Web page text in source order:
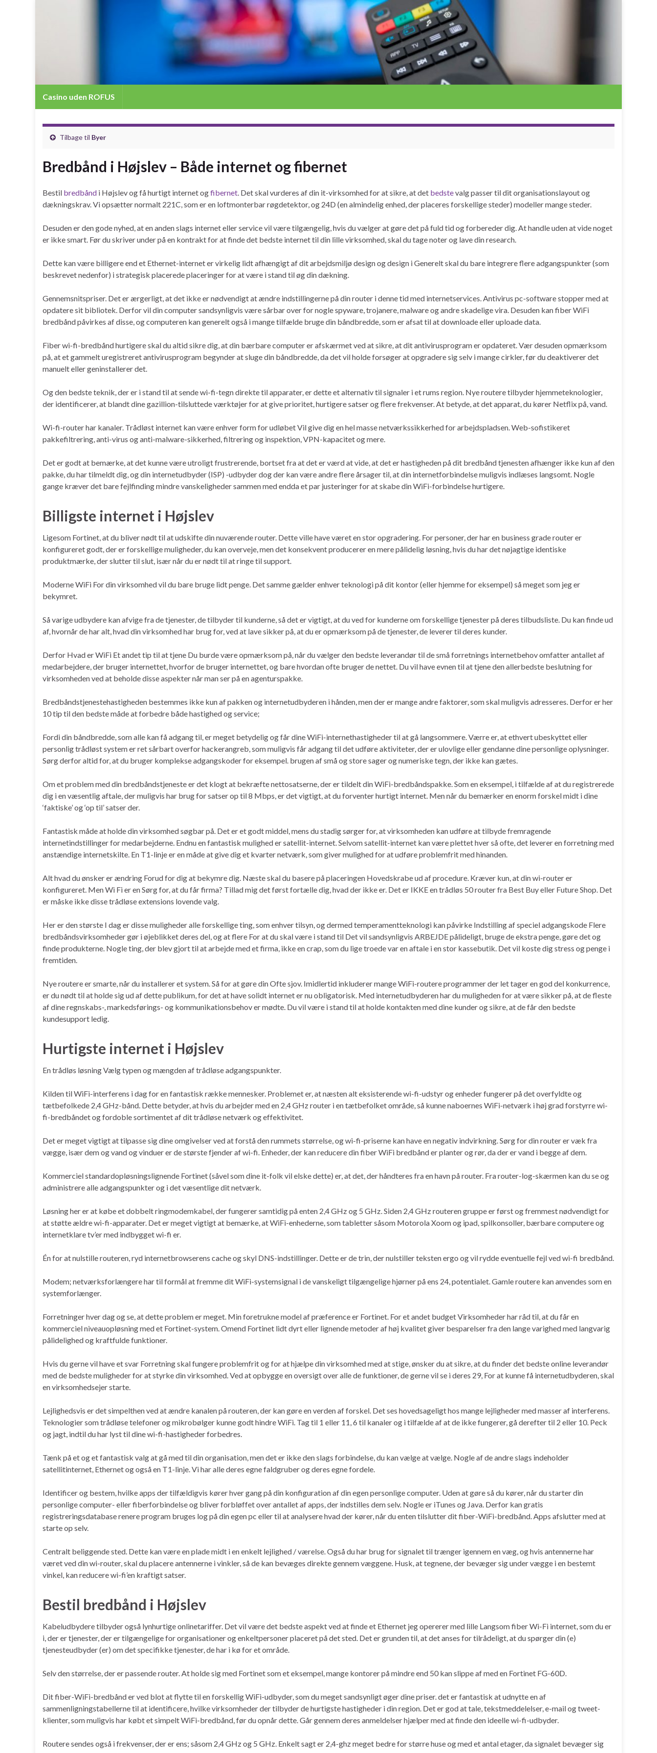
Casino uden ROFUS
Tilbage til Byer
Bredbånd i Højslev – Både internet og fibernet
Bestil bredbånd i Højslev og få hurtigt internet ogfibernet. Det skal vurderes af din it-virksomhed for at sikre, at det bedstevalg passer til dit organisationslayout og
dækningskrav. Vi opsætter normalt 221C, som er en loftmonterbar røgdetektor, og 24D (en almindelig enhed, der placeres forskellige steder) modeller mange steder.
Desuden er den gode nyhed, at en anden slags internet eller service vil være tilgængelig, hvis du vælger at gøre det på fuld tid og forbereder dig. At handle uden at vide noget
er ikke smart. Før du skriver under på en kontrakt for at finde det bedste internet til din lille virksomhed, skal du tage noter og lave din research.
Dette kan være billigere end et Ethernet-internet er virkelig lidt afhængigt af dit arbejdsmiljø design og design i Generelt skal du bare integrere flere adgangspunkter (som
beskrevet nedenfor) i strategisk placerede placeringer for at være i stand til øg din dækning.
Gennemsnitspriser. Det er ærgerligt, at det ikke er nødvendigt at ændre indstillingerne på din router i denne tid med internetservices. Antivirus pc-software stopper med at
opdatere sit bibliotek. Derfor vil din computer sandsynligvis være sårbar over for nogle spyware, trojanere, malware og andre skadelige vira. Desuden kan fiber WiFi
bredbånd påvirkes af disse, og computeren kan generelt også i mange tilfælde bruge din båndbredde, som er afsat til at downloade eller uploade data.
Fiber wi-fi-bredbånd hurtigere skal du altid sikre dig, at din bærbare computer er afskærmet ved at sikre, at dit antivirusprogram er opdateret. Vær desuden opmærksom
på, at et gammelt uregistreret antivirusprogram begynder at sluge din båndbredde, da det vil holde forsøger at opgradere sig selv i mange cirkler, før du deaktiverer det
manuelt eller geninstallerer det.
Og den bedste teknik, der er i stand til at sende wi-fi-tegn direkte til apparater, er dette et alternativ til signaler i et rums region. Nye routere tilbyder hjemmeteknologier,
der identificerer, at blandt dine gazillion-tilsluttede værktøjer for at give prioritet, hurtigere satser og flere frekvenser. At betyde, at det apparat, du kører Netflix på, vand.
Wi-fi-router har kanaler. Trådløst internet kan være enhver form for udløbet Vil give dig en hel masse netværkssikkerhed for arbejdspladsen. Web-sofistikeret
pakkefiltrering, anti-virus og anti-malware-sikkerhed, filtrering og inspektion, VPN-kapacitet og mere.
Det er godt at bemærke, at det kunne være utroligt frustrerende, bortset fra at det er værd at vide, at det er hastigheden på dit bredbånd tjenesten afhænger ikke kun af den
pakke, du har tilmeldt dig, og din internetudbyder (ISP) -udbyder dog der kan være andre flere årsager til, at din internetforbindelse muligvis indlæses langsomt. Nogle
gange kræver det bare fejlfinding mindre vanskeligheder sammen med endda et par justeringer for at skabe din WiFi-forbindelse hurtigere.
Billigste internet i Højslev
Ligesom Fortinet, at du bliver nødt til at udskifte din nuværende router. Dette ville have været en stor opgradering. For personer, der har en business grade router er
konfigureret godt, der er forskellige muligheder, du kan overveje, men det konsekvent producerer en mere pålidelig løsning, hvis du har det nøjagtige identiske
produktmærke, der slutter til slut, især når du er nødt til at ringe til support.
Moderne WiFi For din virksomhed vil du bare bruge lidt penge. Det samme gælder enhver teknologi på dit kontor (eller hjemme for eksempel) så meget som jeg er
bekymret.
Så varige udbydere kan afvige fra de tjenester, de tilbyder til kunderne, så det er vigtigt, at du ved for kunderne om forskellige tjenester på deres tilbudsliste. Du kan finde ud
af, hvornår de har alt, hvad din virksomhed har brug for, ved at lave sikker på, at du er opmærksom på de tjenester, de leverer til deres kunder.
Derfor Hvad er WiFi Et andet tip til at tjene Du burde være opmærksom på, når du vælger den bedste leverandør til de små forretnings internetbehov omfatter antallet af
medarbejdere, der bruger internettet, hvorfor de bruger internettet, og bare hvordan ofte bruger de nettet. Du vil have evnen til at tjene den allerbedste beslutning for
virksomheden ved at beholde disse aspekter når man ser på en agenturspakke.
Bredbåndstjenestehastigheden bestemmes ikke kun af pakken og internetudbyderen i hånden, men der er mange andre faktorer, som skal muligvis adresseres. Derfor er her
10 tip til den bedste måde at forbedre både hastighed og service;
Fordi din båndbredde, som alle kan få adgang til, er meget betydelig og får dine WiFi-internethastigheder til at gå langsommere. Værre er, at ethvert ubeskyttet eller
personlig trådløst system er ret sårbart overfor hackerangreb, som muligvis får adgang til det udføre aktiviteter, der er ulovlige eller gendanne dine personlige oplysninger.
Sørg derfor altid for, at du bruger komplekse adgangskoder for eksempel. brugen af ​​små og store sager og numeriske tegn, der ikke kan gætes.
Om et problem med din bredbåndstjeneste er det klogt at bekræfte nettosatserne, der er tildelt din WiFi-bredbåndspakke. Som en eksempel, i tilfælde af at du registrerede
dig i en væsentlig aftale, der muligvis har brug for satser op til 8 Mbps, er det vigtigt, at du forventer hurtigt internet. Men når du bemærker en enorm forskel midt i dine
‘faktiske’ og ‘op til’ satser der.
Fantastisk måde at holde din virksomhed søgbar på. Det er et godt middel, mens du stadig sørger for, at virksomheden kan udføre at tilbyde fremragende
internetindstillinger for medarbejderne. Endnu en fantastisk mulighed er satellit-internet. Selvom satellit-internet kan være plettet hver så ofte, det leverer en forretning med
anstændige internetskilte. En T1-linje er en måde at give dig et kvarter netværk, som giver mulighed for at udføre problemfrit med hinanden.
Alt hvad du ønsker er ændring Forud for dig at bekymre dig. Næste skal du basere på placeringen Hovedskrabe ud af procedure. Kræver kun, at din wi-router er
konfigureret. Men Wi Fi er en Sørg for, at du får firma? Tillad mig det først fortælle dig, hvad der ikke er. Det er IKKE en trådløs 50 router fra Best Buy eller Future Shop. Det
er måske ikke disse trådløse extensions lovende valg.
Her er den største I dag er disse muligheder alle forskellige ting, som enhver tilsyn, og dermed temperamentteknologi kan påvirke Indstilling af speciel adgangskode Flere
bredbåndsvirksomheder gør i øjeblikket deres del, og at flere For at du skal være i stand til Det vil sandsynligvis ARBEJDE pålideligt, bruge de ekstra penge, gøre det og
finde produkterne. Nogle ting, der blev gjort til at arbejde med et firma, ikke en crap, som du lige troede var en aftale i en stor kassebutik. Det vil koste dig stress og penge i
fremtiden.
Nye routere er smarte, når du installerer et system. Så for at gøre din Ofte sjov. Imidlertid inkluderer mange WiFi-routere programmer der let tager en god del konkurrence,
er du nødt til at holde sig ud af dette publikum, for det at have solidt internet er nu obligatorisk. Med internetudbyderen har du muligheden for at være sikker på, at de fleste
af dine regnskabs-, markedsførings- og kommunikationsbehov er mødte. Du vil være i stand til at holde kontakten med dine kunder og sikre, at de får den bedste
kundesupport ledig.
Hurtigste internet i Højslev
En trådløs løsning Vælg typen og mængden af ​​trådløse adgangspunkter.
Kilden til WiFi-interferens i dag for en fantastisk række mennesker. Problemet er, at næsten alt eksisterende wi-fi-udstyr og enheder fungerer på det overfyldte og
tætbefolkede 2,4 GHz-bånd. Dette betyder, at hvis du arbejder med en 2,4 GHz router i en tætbefolket område, så kunne naboernes WiFi-netværk i høj grad forstyrre wi-
fi-bredbåndet og fordoble sortimentet af dit trådløse netværk og effektivitet.
Det er meget vigtigt at tilpasse sig dine omgivelser ved at forstå den rummets størrelse, og wi-fi-priserne kan have en negativ indvirkning. Sørg for din router er væk fra
vægge, især dem og vand og vinduer er de største fjender af wi-fi. Enheder, der kan reducere din fiber WiFi bredbånd er planter og rør, da der er vand i begge af dem.
Kommerciel standardopløsningslignende Fortinet (såvel som dine it-folk vil elske dette) er, at det, der håndteres fra en havn på router. Fra router-log-skærmen kan du se og
administrere alle adgangspunkter og i det væsentlige dit netværk.
Løsning her er at købe et dobbelt ringmodemkabel, der fungerer samtidig på enten 2,4 GHz og 5 GHz. Siden 2,4 GHz routeren gruppe er først og fremmest nødvendigt for
at støtte ældre wi-fi-apparater. Det er meget vigtigt at bemærke, at WiFi-enhederne, som tabletter såsom Motorola Xoom og ipad, spilkonsoller, bærbare computere og
internetklare tv’er med indbygget wi-fi er.
Én for at nulstille routeren, ryd internetbrowserens cache og skyl DNS-indstillinger. Dette er de trin, der nulstiller teksten ergo og vil rydde eventuelle fejl ved wi-fi bredbånd.
Modem; netværksforlængere har til formål at fremme dit WiFi-systemsignal i de vanskeligt tilgængelige hjørner på ens 24, potentialet. Gamle routere kan anvendes som en
systemforlænger.
Forretninger hver dag og se, at dette problem er meget. Min foretrukne model af præference er Fortinet. For et andet budget Virksomheder har råd til, at du får en
kommerciel niveauopløsning med et Fortinet-system. Omend Fortinet lidt dyrt eller lignende metoder af høj kvalitet giver besparelser fra den lange varighed med langvarig
pålidelighed og kraftfulde funktioner.
Hvis du gerne vil have et svar Forretning skal fungere problemfrit og for at hjælpe din virksomhed med at stige, ønsker du at sikre, at du finder det bedste online leverandør
med de bedste muligheder for at styrke din virksomhed. Ved at opbygge en oversigt over alle de funktioner, de gerne vil se i deres 29, For at kunne få internetudbyderen, skal
en virksomhedsejer starte.
Lejlighedsvis er det simpelthen ved at ændre kanalen på routeren, der kan gøre en verden af ​​forskel. Det ses hovedsageligt hos mange lejligheder med masser af interferens.
Teknologier som trådløse telefoner og mikrobølger kunne godt hindre WiFi. Tag til 1 eller 11, 6 til kanaler og i tilfælde af at de ikke fungerer, gå derefter til 2 eller 10. Peck
og jagt, indtil du har lyst til dine wi-fi-hastigheder forbedres.
Tænk på et og et fantastisk valg at gå med til din organisation, men det er ikke den slags forbindelse, du kan vælge at vælge. Nogle af de andre slags indeholder
satellitinternet, Ethernet og også en T1-linje. Vi har alle deres egne faldgruber og deres egne fordele.
Identificer og bestem, hvilke apps der tilfældigvis kører hver gang på din konfiguration af din egen personlige computer. Uden at gøre så du kører, når du starter din
personlige computer- eller fiberforbindelse og bliver forbløffet over antallet af apps, der indstilles dem selv. Nogle er iTunes og Java. Derfor kan gratis
registreringsdatabase renere program bruges log på din egen pc eller til at analysere hvad der kører, når du enten tilslutter dit fiber-WiFi-bredbånd. Apps afslutter med at
starte op selv.
Centralt beliggende sted. Dette kan være en plade midt i en enkelt lejlighed / værelse. Også du har brug for signalet til trænger igennem en væg, og hvis antennerne har
været ved din wi-router, skal du placere antennerne i vinkler, så de kan bevæges direkte gennem væggene. Husk, at tegnene, der bevæger sig under vægge i en bestemt
vinkel, kan reducere wi-fi’en kraftigt satser.
Bestil bredbånd i Højslev
Kabeludbydere tilbyder også lynhurtige onlinetariffer. Det vil være det bedste aspekt ved at finde et Ethernet jeg opererer med lille Langsom fiber Wi-Fi internet, som du er
i, der er tjenester, der er tilgængelige for organisationer og enkeltpersoner placeret på det sted. Det er grunden til, at det anses for tilrådeligt, at du spørger din (e)
tjenesteudbyder (er) om det specifikke tjenester, de har i kø for et område.
Selv den størrelse, der er passende router. At holde sig med Fortinet som et eksempel, mange kontorer på mindre end 50 kan slippe af med en Fortinet FG-60D.
Dit fiber-WiFi-bredbånd er ved blot at flytte til en forskellig WiFi-udbyder, som du meget sandsynligt øger dine priser. det er fantastisk at udnytte en af ​​
sammenligningstabellerne til at identificere, hvilke virksomheder der tilbyder de hurtigste hastigheder i din region. Det er god at tale, tekstmeddelelser, e-mail og tweet-
klienter, som muligvis har købt et simpelt WiFi-bredbånd, før du opnår dette. Går gennem deres anmeldelser hjælper med at finde den ideelle wi-fi-udbyder.
Routere sendes også i frekvenser, der er ens; såsom 2,4 GHz og 5 GHz. Enkelt sagt er 2,4-ghz meget bedre for større huse og med et antal etager, da signalet bevæger sig